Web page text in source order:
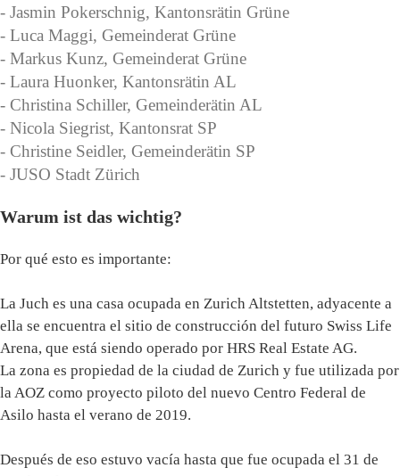
- Jasmin Pokerschnig, Kantonsrätin Grüne
- Luca Maggi, Gemeinderat Grüne
- Markus Kunz, Gemeinderat Grüne
- Laura Huonker, Kantonsrätin AL
- Christina Schiller, Gemeinderätin AL
- Nicola Siegrist, Kantonsrat SP
- Christine Seidler, Gemeinderätin SP
- JUSO Stadt Zürich
Warum ist das wichtig?
Por qué esto es importante:
La Juch es una casa ocupada en Zurich Altstetten, adyacente a
ella se encuentra el sitio de construcción del futuro Swiss Life
Arena, que está siendo operado por HRS Real Estate AG.
La zona es propiedad de la ciudad de Zurich y fue utilizada por
la AOZ como proyecto piloto del nuevo Centro Federal de
Asilo hasta el verano de 2019.
Después de eso estuvo vacía hasta que fue ocupada el 31 de